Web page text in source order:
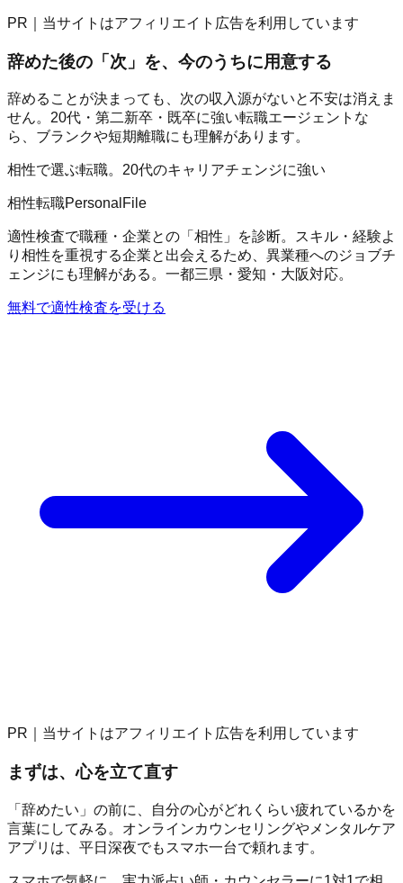
PR｜当サイトはアフィリエイト広告を利用しています
辞めた後の「次」を、今のうちに用意する
辞めることが決まっても、次の収入源がないと不安は消えま
せん。20代・第二新卒・既卒に強い転職エージェントな
ら、ブランクや短期離職にも理解があります。
相性で選ぶ転職。20代のキャリアチェンジに強い
相性転職PersonalFile
適性検査で職種・企業との「相性」を診断。スキル・経験よ
り相性を重視する企業と出会えるため、異業種へのジョブチ
ェンジにも理解がある。一都三県・愛知・大阪対応。
無料で適性検査を受ける
PR｜当サイトはアフィリエイト広告を利用しています
まずは、心を立て直す
「辞めたい」の前に、自分の心がどれくらい疲れているかを
言葉にしてみる。オンラインカウンセリングやメンタルケア
アプリは、平日深夜でもスマホ一台で頼れます。